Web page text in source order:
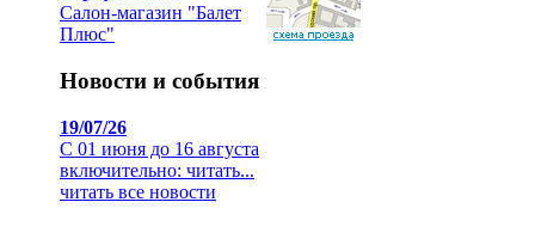
Салон-магазин "Балет
Плюс"
Новости и события
19/07/26
С 01 июня до 16 августа
включительно: читать...
читать все новости